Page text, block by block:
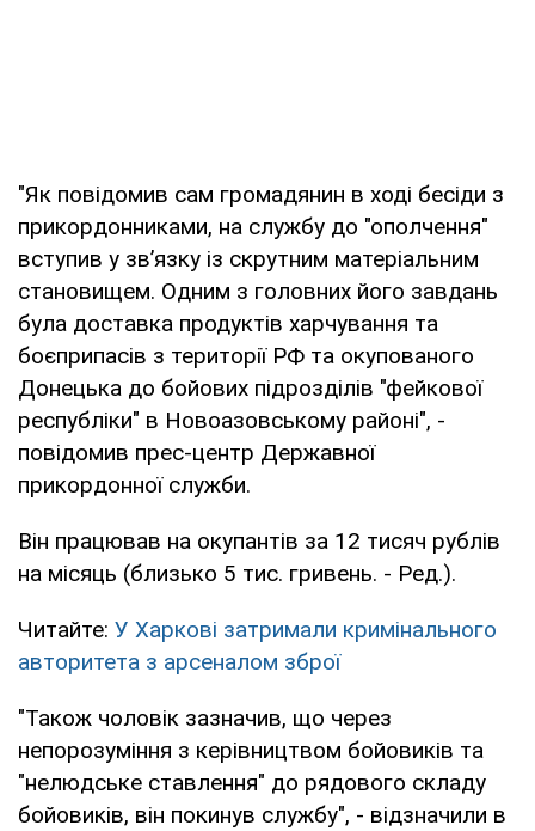
"Як повідомив сам громадянин в ході бесіди з
прикордонниками, на службу до "ополчення"
вступив у зв’язку із скрутним матеріальним
становищем. Одним з головних його завдань
була доставка продуктів харчування та
боєприпасів з території РФ та окупованого
Донецька до бойових підрозділів "фейкової
республіки" в Новоазовському районі", -
повідомив прес-центр Державної
прикордонної служби.
Він працював на окупантів за 12 тисяч рублів
на місяць (близько 5 тис. гривень. - Ред.).
Читайте: У Харкові затримали кримінального
авторитета з арсеналом зброї
"Також чоловік зазначив, що через
непорозуміння з керівництвом бойовиків та
"нелюдське ставлення" до рядового складу
бойовиків, він покинув службу", - відзначили в